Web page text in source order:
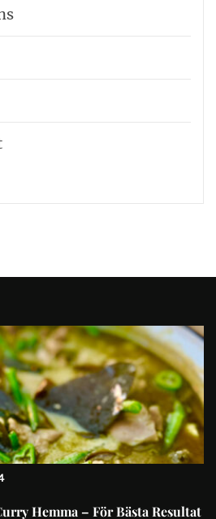
Hemma – För Bästa Resultat